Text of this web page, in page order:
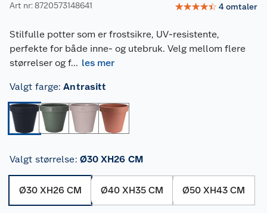
Art nr: 8720573148641 ☆☆☆☆☆ 4omtaler
Stilfulle potter som er frostsikre, UV-resistente,
perfekte for både inne- og utebruk. Velg mellom flere
størrelser og f... les mer
Valgt farge: Antrasitt
Valgt størrelse: Ø30 XH26 CM
Ø30 XH26 CM Ø40 XH35 CM Ø50 XH43 CM